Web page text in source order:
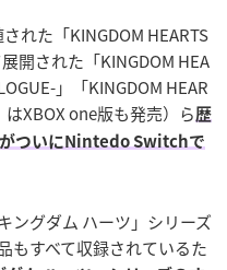
れた「KINGDOM HEARTS
開された「KINGDOM HEA
」「KINGDOM HEAR
はXBOX one版も発売）ら 歴
がついにNintedo Switchで
ングダム ハーツ」シリーズ
もすべて収録されているた